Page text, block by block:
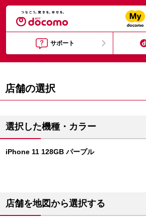
サポート
店舗の選択
選択した機種・カラー
iPhone 11 128GB パープル
店舗を地図から選択する